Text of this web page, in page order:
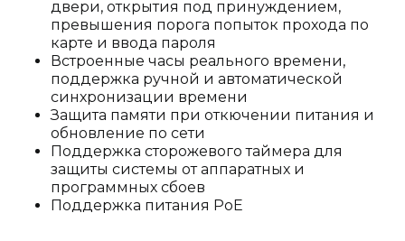
двери, открытия под принуждением,
превышения порога попыток прохода по
карте и ввода пароля
Встроенные часы реального времени,
поддержка ручной и автоматической
синхронизации времени
Защита памяти при откючении питания и
обновление по сети
Поддержка сторожевого таймера для
защиты системы от аппаратных и
программных сбоев
Поддержка питания PoE